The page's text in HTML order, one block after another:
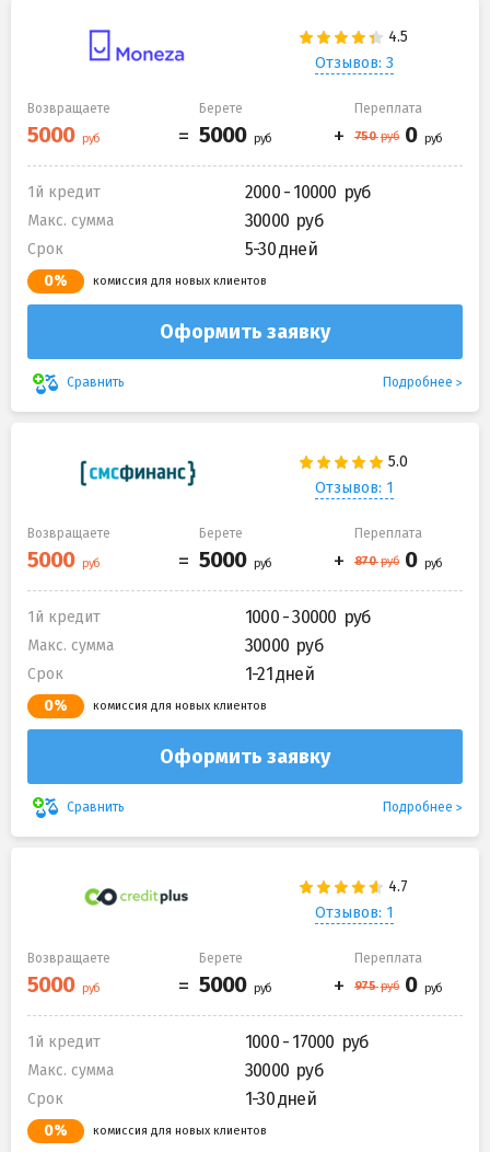
Отзывов: 3
Возвращаете Берете Переплата
1й кредит 2000 - 10000
Макс. сумма 30000
Срок 5-30 дней
0% комиссия для новых клиентов
Оформить заявку
Сравнить Подробнее
Отзывов: 1
Возвращаете Берете Переплата
1й кредит 1000 - 30000
Макс. сумма 30000
Срок 1-21 дней
0% комиссия для новых клиентов
Оформить заявку
Сравнить Подробнее
Отзывов: 1
Возвращаете Берете Переплата
1й кредит 1000 - 17000
Макс. сумма 30000
Срок 1-30 дней
0% комиссия для новых клиентов